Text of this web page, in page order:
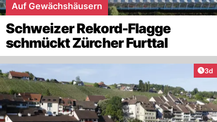
Auf Gewächshäusern
Schweizer Rekord-Flagge
schmückt Zürcher Furttal
3d